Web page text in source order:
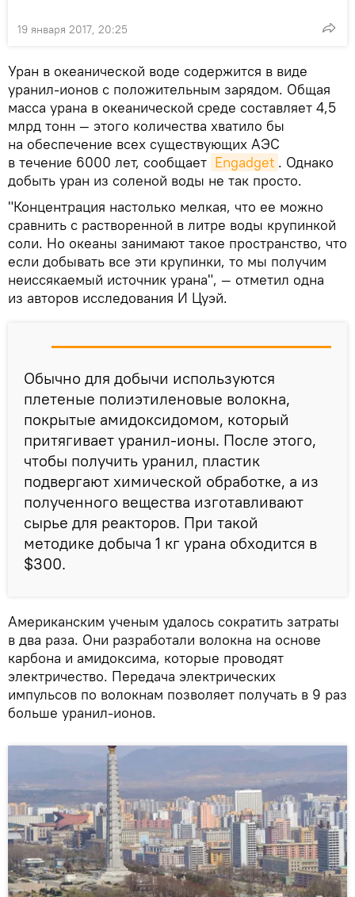
19 января 2017, 20:25
Уран в океанической воде содержится в виде
уранил-ионов с положительным зарядом. Общая
масса урана в океанической среде составляет 4,5
млрд тонн — этого количества хватило бы
на обеспечение всех существующих АЭС
в течение 6000 лет, сообщает Engadget . Однако
добыть уран из соленой воды не так просто.
"Концентрация настолько мелкая, что ее можно
сравнить с растворенной в литре воды крупинкой
соли. Но океаны занимают такое пространство, что
если добывать все эти крупинки, то мы получим
неиссякаемый источник урана", — отметил одна
из авторов исследования И Цуэй.
Обычно для добычи используются
плетеные полиэтиленовые волокна,
покрытые амидоксидомом, который
притягивает уранил-ионы. После этого,
чтобы получить уранил, пластик
подвергают химической обработке, а из
полученного вещества изготавливают
сырье для реакторов. При такой
методике добыча 1 кг урана обходится в
$300.
Американским ученым удалось сократить затраты
в два раза. Они разработали волокна на основе
карбона и амидоксима, которые проводят
электричество. Передача электрических
импульсов по волокнам позволяет получать в 9 раз
больше уранил-ионов.